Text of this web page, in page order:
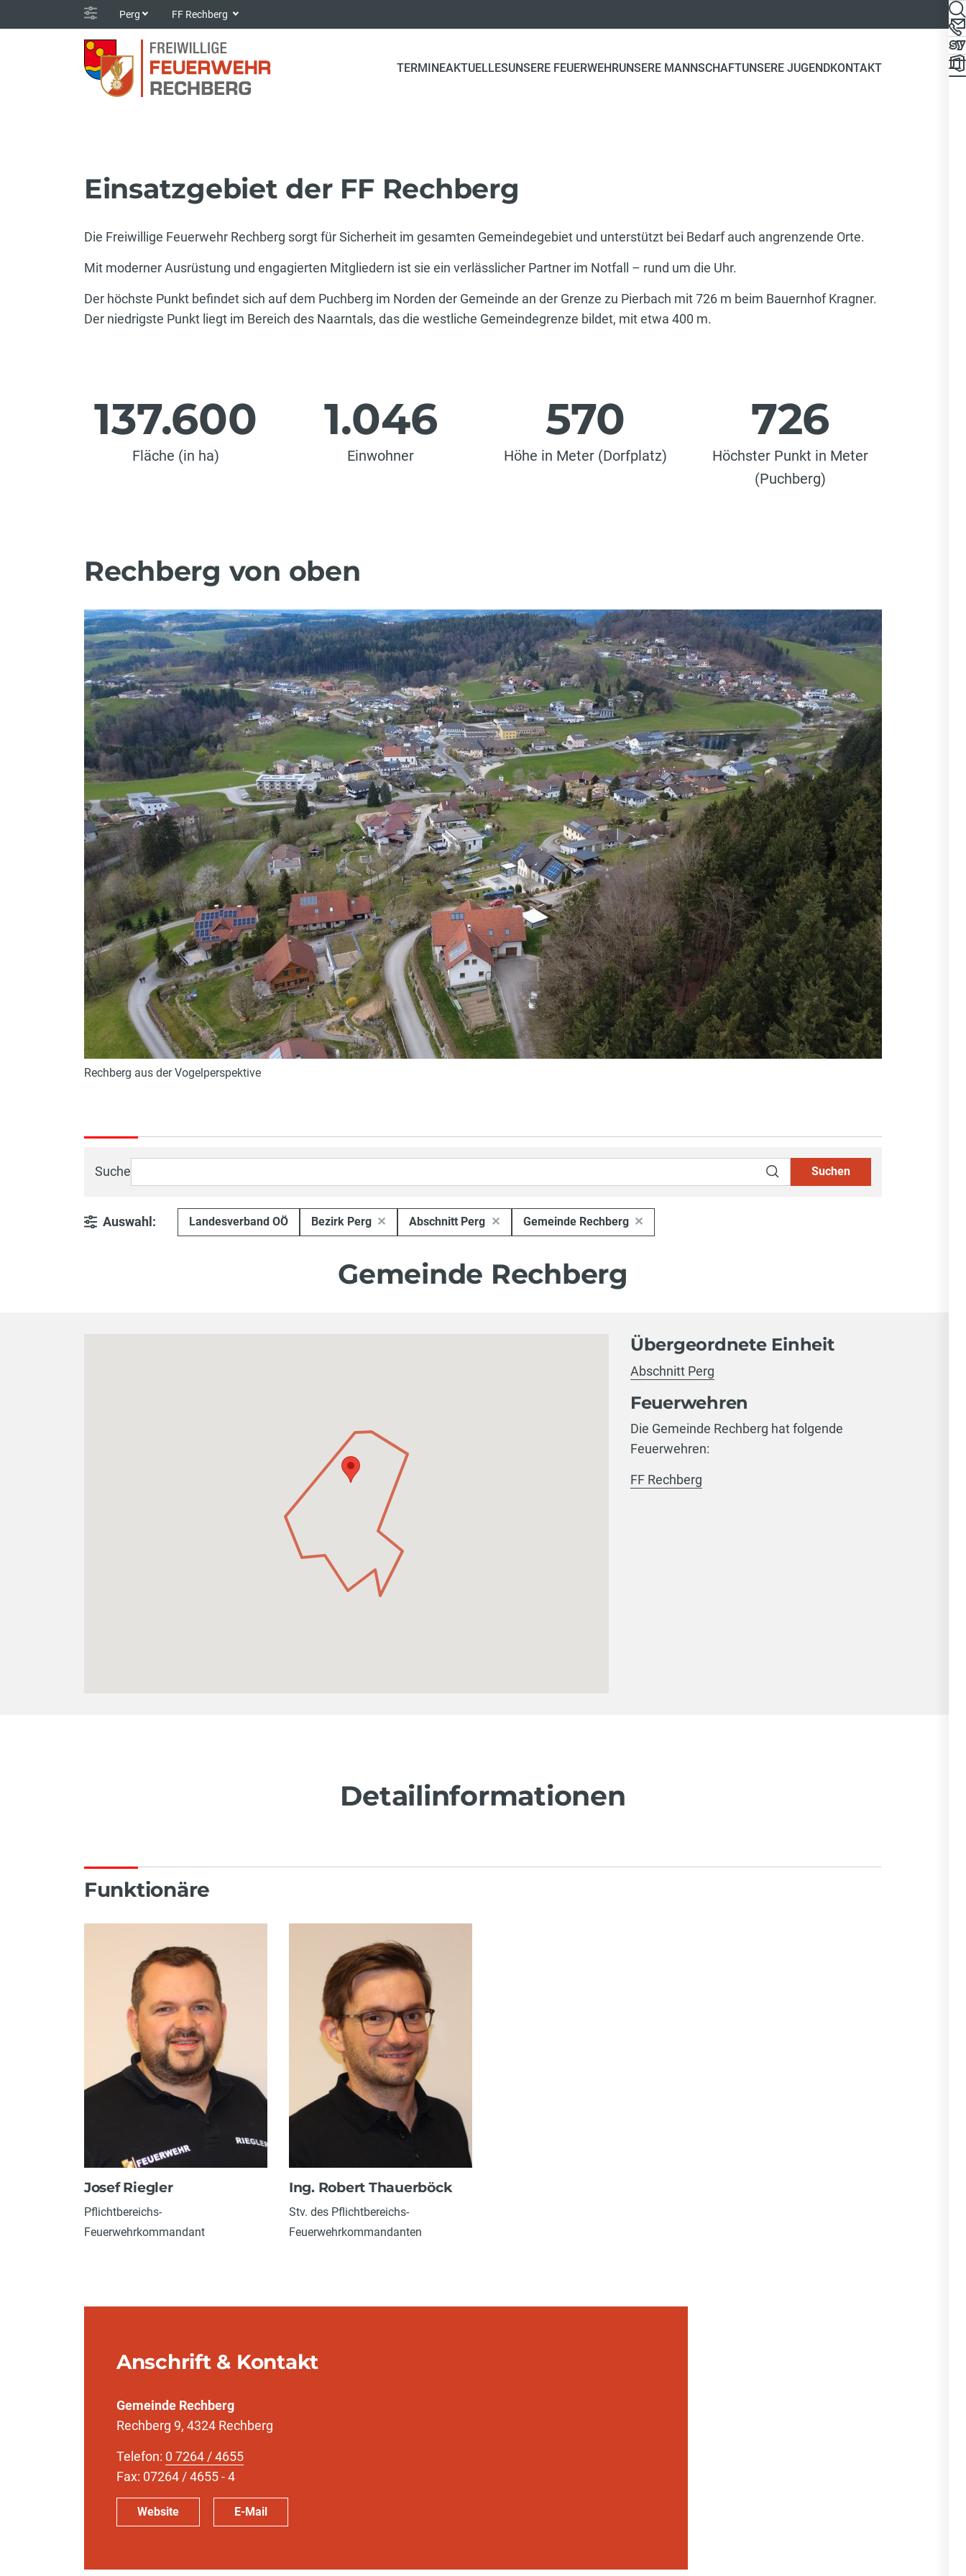
Perg FF Rechberg
TERMINEAKTUELLESUNSERE FEUERWEHRUNSERE MANNSCHAFTUNSERE JUGENDKONTAKT
Einsatzgebiet der FF Rechberg
Die Freiwillige Feuerwehr Rechberg sorgt für Sicherheit im gesamten Gemeindegebiet und unterstützt bei Bedarf auch angrenzende Orte.
Mit moderner Ausrüstung und engagierten Mitgliedern ist sie ein verlässlicher Partner im Notfall – rund um die Uhr.
Der höchste Punkt befindet sich auf dem Puchberg im Norden der Gemeinde an der Grenze zu Pierbach mit 726 m beim Bauernhof Kragner.
Der niedrigste Punkt liegt im Bereich des Naarntals, das die westliche Gemeindegrenze bildet, mit etwa 400 m.
137.600
Fläche (in ha)
1.046
Einwohner
570
Höhe in Meter (Dorfplatz)
726
Höchster Punkt in Meter
(Puchberg)
Rechberg von oben
Rechberg aus der Vogelperspektive
Suche Suchen
Auswahl: Landesverband OÖ Bezirk Perg Abschnitt Perg Gemeinde Rechberg
Gemeinde Rechberg
Übergeordnete Einheit
Abschnitt Perg
Feuerwehren
Die Gemeinde Rechberg hat folgende
Feuerwehren:
FF Rechberg
Detailinformationen
Funktionäre
Josef Riegler
Pflichtbereichs-
Feuerwehrkommandant
Ing. Robert Thauerböck
Stv. des Pflichtbereichs-
Feuerwehrkommandanten
Anschrift & Kontakt
Gemeinde Rechberg
Rechberg 9, 4324 Rechberg
Telefon: 0 7264 / 4655
Fax: 07264 / 4655 - 4
Website E-Mail